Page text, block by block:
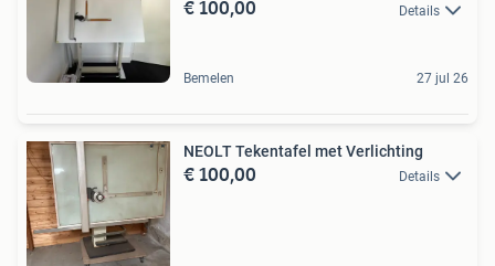
€ 100,00 Details
Bemelen 27 jul 26
NEOLT Tekentafel met Verlichting
€ 100,00 Details